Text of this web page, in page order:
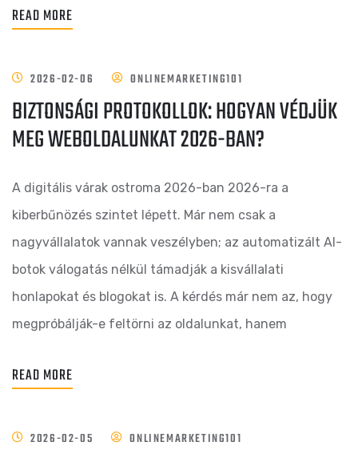
READ MORE
2026-02-06 ONLINEMARKETING101
BIZTONSÁGI PROTOKOLLOK: HOGYAN VÉDJÜK
MEG WEBOLDALUNKAT 2026-BAN?
A digitális várak ostroma 2026-ban 2026-ra a
kiberbűnözés szintet lépett. Már nem csak a
nagyvállalatok vannak veszélyben; az automatizált AI-
botok válogatás nélkül támadják a kisvállalati
honlapokat és blogokat is. A kérdés már nem az, hogy
megpróbálják-e feltörni az oldalunkat, hanem
READ MORE
2026-02-05 ONLINEMARKETING101